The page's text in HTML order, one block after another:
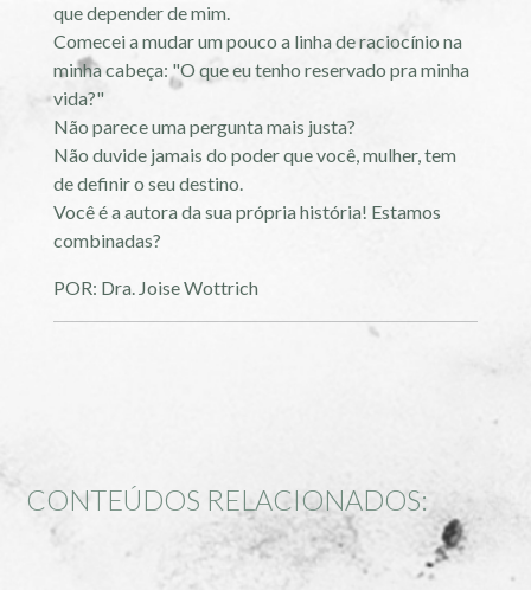
que depender de mim.
Comecei a mudar um pouco a linha de raciocínio na
minha cabeça: "O que eu tenho reservado pra minha
vida?"
Não parece uma pergunta mais justa?
Não duvide jamais do poder que você, mulher, tem
de definir o seu destino.
Você é a autora da sua própria história! Estamos
combinadas?
POR: Dra. Joise Wottrich
CONTEÚDOS RELACIONADOS: